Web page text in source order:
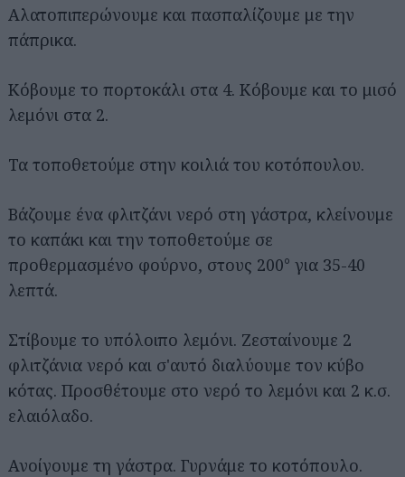
Αλατοπιπερώνουμε και πασπαλίζουμε με την
πάπρικα.
Κόβουμε το πορτοκάλι στα 4. Κόβουμε και το μισό
λεμόνι στα 2.
Τα τοποθετούμε στην κοιλιά του κοτόπουλου.
Βάζουμε ένα φλιτζάνι νερό στη γάστρα, κλείνουμε
το καπάκι και την τοποθετούμε σε
προθερμασμένο φούρνο, στους 200° για 35-40
λεπτά.
Στίβουμε το υπόλοιπο λεμόνι. Ζεσταίνουμε 2
φλιτζάνια νερό και σ'αυτό διαλύουμε τον κύβο
κότας. Προσθέτουμε στο νερό το λεμόνι και 2 κ.σ.
ελαιόλαδο.
Ανοίγουμε τη γάστρα. Γυρνάμε το κοτόπουλο.